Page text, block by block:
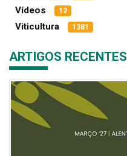
Vídeos 12
Viticultura 1381
ARTIGOS RECENTES